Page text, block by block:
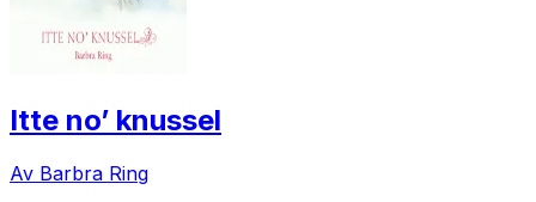
Itte no’ knussel
Av Barbra Ring